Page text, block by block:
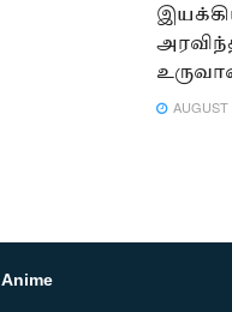
AUGUST
Anime